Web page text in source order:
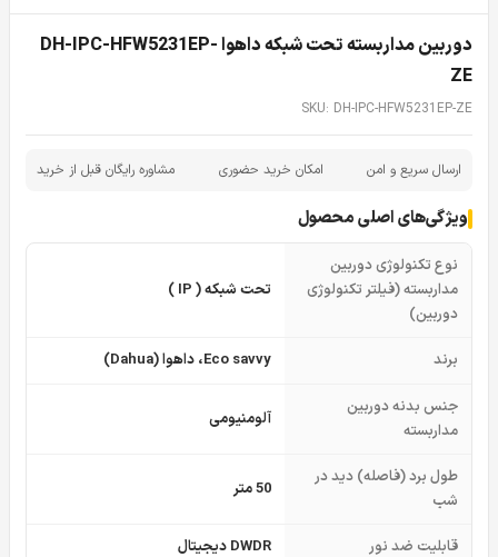
دوربین مداربسته تحت شبکه داهوا DH-IPC-HFW5231EP-
ZE
SKU: DH-IPC-HFW5231EP-ZE
ارسال سریع و امن امکان خرید حضوری مشاوره رایگان قبل از خرید
ویژگی‌های اصلی محصول
نوع تکنولوژی دوربین
مداربسته (فیلتر تکنولوژی
دوربین)
تحت شبکه ( IP )
برند Eco savvy، داهوا (Dahua)
جنس بدنه دوربین
مداربسته
آلومنیومی
طول برد (فاصله) دید در
شب
50 متر
قابلیت ضد نور DWDR دیجیتال